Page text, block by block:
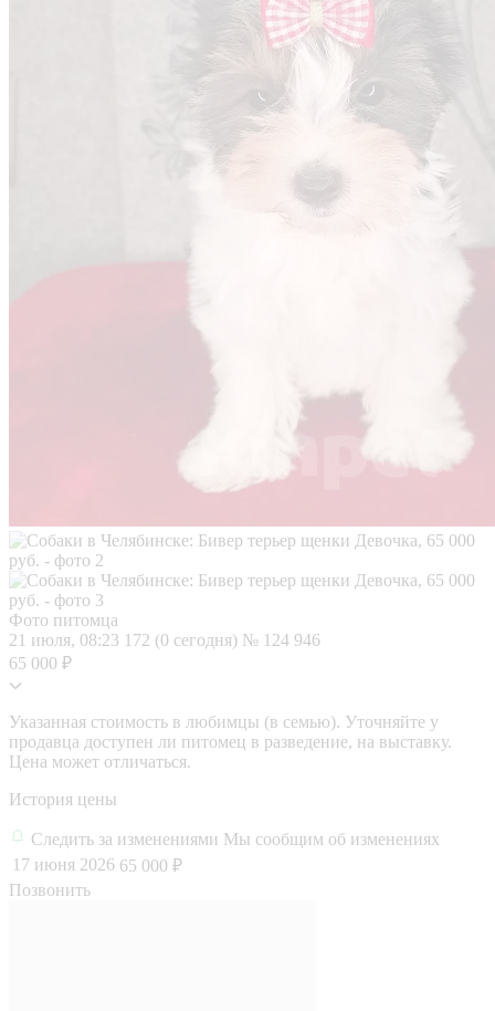
Фото питомца
21 июля, 08:23 172 (0 сегодня) № 124 946
65 000 ₽
Указанная стоимость в любимцы (в семью). Уточняйте у
продавца доступен ли питомец в разведение, на выставку.
Цена может отличаться.
История цены
Следить за изменениями Мы сообщим об изменениях
17 июня 2026 65 000 ₽
Позвонить